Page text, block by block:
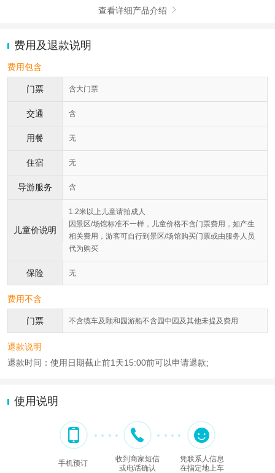
查看详细产品介绍 
费用及退款说明
费用包含
门票 含大门票
交通 含
用餐 无
住宿 无
导游服务 含
儿童价说明
1.2米以上儿童请拍成人
因景区/场馆标准不一样，儿童价格不含门票费用，如产生
相关费用，游客可自行到景区/场馆购买门票或由服务人员
代为购买
保险 无
费用不含
门票 不含缆车及颐和园游船不含园中园及其他未提及费用
退款说明
退款时间：使用日期截止前1天15:00前可以申请退款;
使用说明
手机预订
收到商家短信
或电话确认
凭联系人信息
在指定地上车